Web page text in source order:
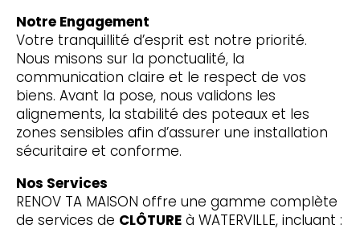
Notre Engagement
Votre tranquillité d’esprit est notre priorité.
Nous misons sur la ponctualité, la
communication claire et le respect de vos
biens. Avant la pose, nous validons les
alignements, la stabilité des poteaux et les
zones sensibles afin d’assurer une installation
sécuritaire et conforme.
Nos Services
RENOV TA MAISON offre une gamme complète
de services de CLÔTUREà WATERVILLE, incluant :